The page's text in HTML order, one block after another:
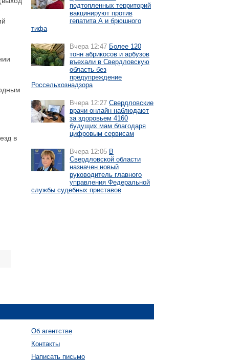
в
подтопленных территорий
вакцинируют против
гепатита А и брюшного
тифа
Вчера 12:47 Более 120
тонн абрикосов и арбузов
въехали в Свердловскую
область без
предупреждение
Россельхознадзора
Вчера 12:27 Свердловские
врачи онлайн наблюдают
за здоровьем 4160
будущих мам благодаря
цифровым сервисам
Вчера 12:05 В
Свердловской области
назначен новый
руководитель главного
управления Федеральной
службы судебных приставов
Об агентстве
Контакты
Написать письмо